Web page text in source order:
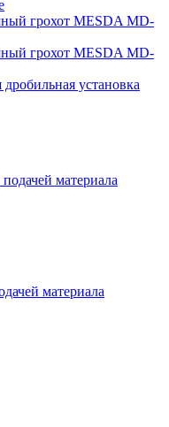
грохот MESDA MD-
грохот MESDA MD-
установка
материала
материала